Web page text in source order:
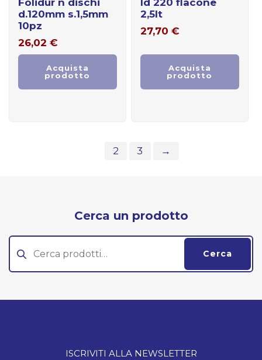
d.120mm s.1,5mm
10pz
26,02 €
Acquista
prodotto
2,5lt
27,70 €
Acquista
prodotto
2 3 →
Cerca un prodotto
Cerca:
Cerca
ISCRIVITI ALLA NEWSLETTER